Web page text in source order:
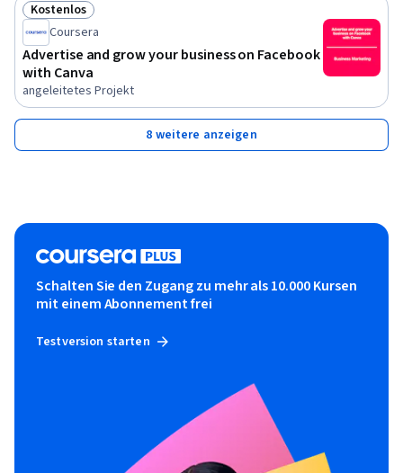
Status: Kostenlos
Kostenlos
Coursera
Advertise and grow your business on Facebook
with Canva
angeleitetes Projekt
8 weitere anzeigen
Schalten Sie den Zugang zu mehr als 10.000 Kursen
mit einem Abonnement frei
Testversion starten